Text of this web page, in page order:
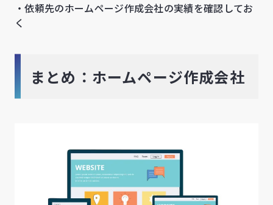
・依頼先のホームページ作成会社の実績を確認してお
く
まとめ：ホームページ作成会社